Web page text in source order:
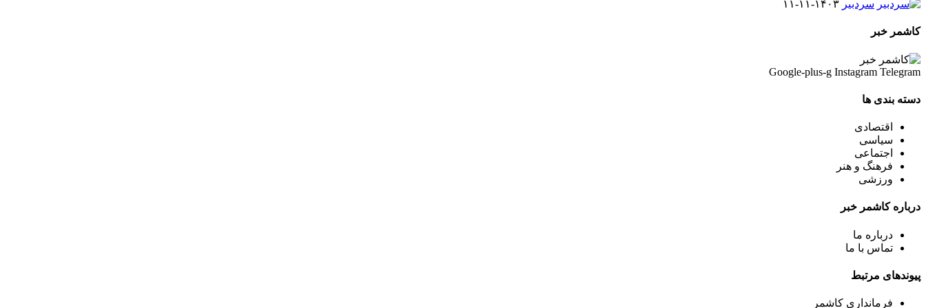
سردبیر ۱۴۰۳-۱۱-۱۱
کاشمر خبر
Google-plus-g Instagram Telegram
دسته بندی ها
اقتصادی
سیاسی
اجتماعی
فرهنگ و هنر
ورزشی
درباره کاشمر خبر
درباره ما
تماس با ما
پیوندهای مرتبط
فرمانداری کاشمر